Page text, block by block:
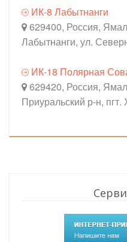
ИК-8 Лабытнанги
629400, Россия,
Лабытнанги, ул.
ИК-18 Полярная
629420, Россия,
Приуральский р-н, пгт.